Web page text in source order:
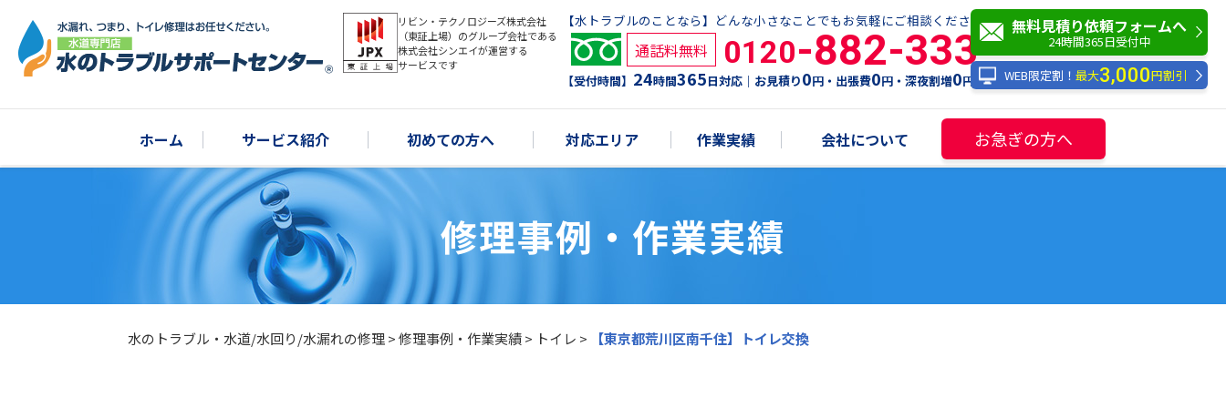
リビン・テクノロジーズ株式会社
（東証上場）のグループ会社である
株式会社シンエイが運営する
サービスです
【水トラブルのことなら】どんな小さなことでもお気軽にご相談ください！
通話料無料 0120-882-333
【受付時間】 24時間365日対応｜お見積り0円・出張費0円・深夜割増0円
無料見積り依頼フォームへ
24時間365日受付中
WEB限定割！ 最大3,000円割引
ホーム サービス紹介 初めての方へ 対応エリア 作業実績 会社について お急ぎの方へ
修理事例・作業実績
水のトラブル・水道/水回り/水漏れの修理>修理事例・作業実績> トイレ > 【東京都荒川区南千住】トイレ交換